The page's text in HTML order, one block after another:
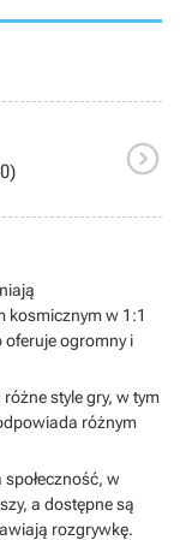

kosmicznym w 1:1
ogromny i
style gry, w tym
różnym
w
a dostępne są
rozgrywkę.